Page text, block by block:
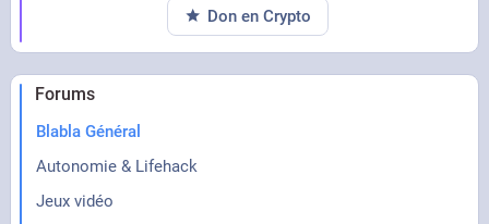
Forums
Blabla Général
Autonomie & Lifehack
Jeux vidéo
Don en Crypto